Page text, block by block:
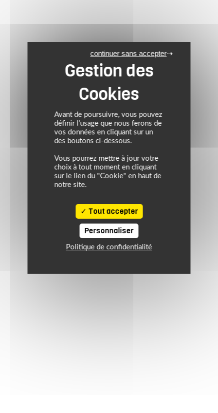
Avant de poursuivre, vous pouvez
définir l’usage que nous ferons de
vos données en cliquant sur un
des boutons ci-dessous.
Vous pourrez mettre à jour votre
choix à tout moment en cliquant
sur le lien du "Cookie" en haut de
notre site.
Tout accepter
continuer sans accepter
Personnaliser
Politique de confidentialité